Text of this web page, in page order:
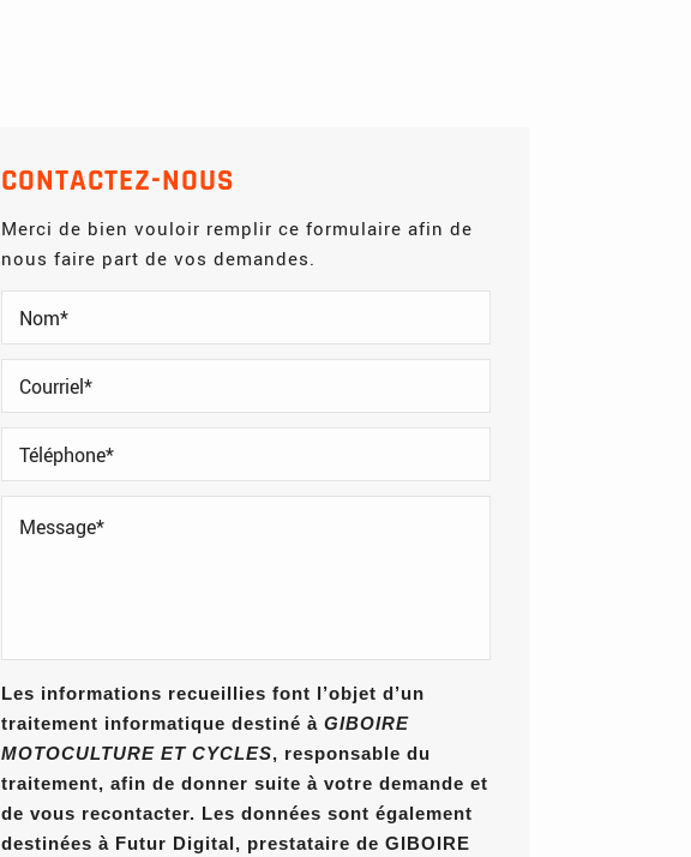
CONTACTEZ-NOUS
Merci de bien vouloir remplir ce formulaire afin de
nous faire part de vos demandes.
Les informations recueillies font l’objet d’un
traitement informatique destiné àGIBOIRE
MOTOCULTURE ET CYCLES, responsable du
traitement, afin de donner suite à votre demande et
de vous recontacter. Les données sont également
destinées à Futur Digital, prestataire de GIBOIRE